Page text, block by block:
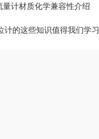
量计材质化学兼容性介绍
计的这些知识值得我们学习